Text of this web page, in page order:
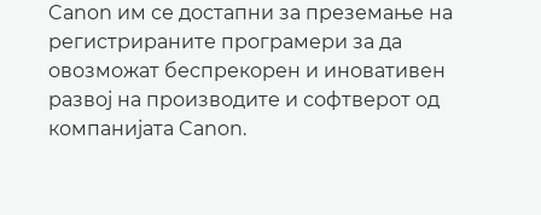
Canon им се достапни за преземање на
регистрираните програмери за да
овозможат беспрекорен и иновативен
развој на производите и софтверот од
компанијата Canon.